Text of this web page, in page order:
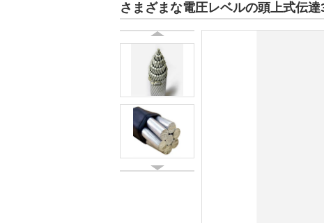
さまざまな電圧レベルの頭上式伝